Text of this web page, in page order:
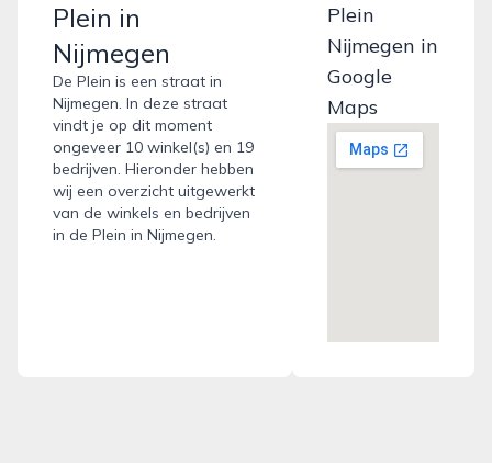
Plein in
Nijmegen
De Plein is een straat in
Nijmegen. In deze straat
vindt je op dit moment
ongeveer 10 winkel(s) en 19
bedrijven. Hieronder hebben
wij een overzicht uitgewerkt
van de winkels en bedrijven
in de Plein in Nijmegen.
Plein
Nijmegen in
Google
Maps